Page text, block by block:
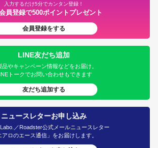
入力するだけ5分でカンタン登録！
員登録で500ポイントプレゼント
会員登録をする
LINE友だち追加
品やキャンペーン情報などをお届け。
トークでお問い合わせもできます
友だち追加する
ニュースレターお申し込み
／Roadster公式メールニュースレター
アロのエース通信」をお届けします。